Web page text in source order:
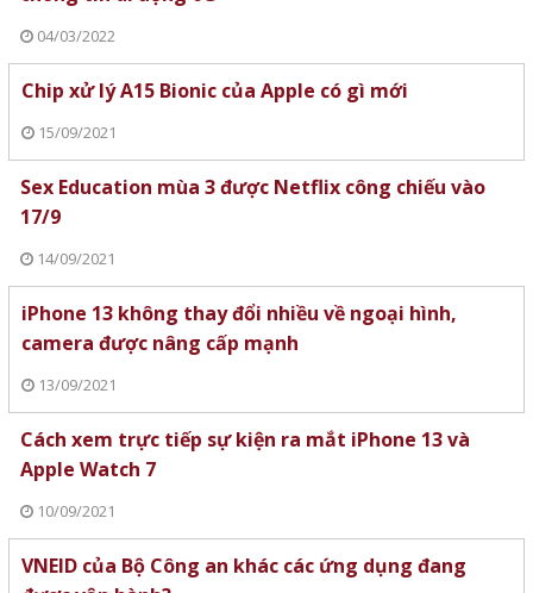
04/03/2022
Chip xử lý A15 Bionic của Apple có gì mới
15/09/2021
Sex Education mùa 3 được Netflix công chiếu vào
17/9
14/09/2021
iPhone 13 không thay đổi nhiều về ngoại hình,
camera được nâng cấp mạnh
13/09/2021
Cách xem trực tiếp sự kiện ra mắt iPhone 13 và
Apple Watch 7
10/09/2021
VNEID của Bộ Công an khác các ứng dụng đang